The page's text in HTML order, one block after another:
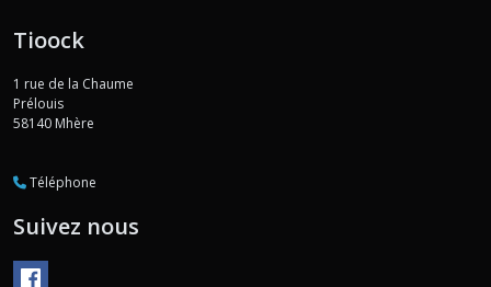
Tioock
1 rue de la Chaume
Prélouis
58140 Mhère
Téléphone
Suivez nous